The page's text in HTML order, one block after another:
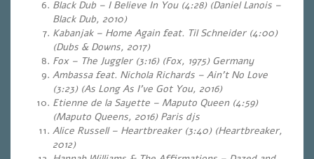
Black Dub – I Believe In You (4:28) (Daniel Lanois –
Black Dub, 2010)
Kabanjak – Home Again feat. Til Schneider (4:00)
(Dubs & Downs, 2017)
Fox – The Juggler (3:16) (Fox, 1975) Germany
Ambassa feat. Nichola Richards – Ain’t No Love
(3:23) (As Long As I’ve Got You, 2016)
Etienne de la Sayette – Maputo Queen (4:59)
(Maputo Queens, 2016) Paris djs
Alice Russell – Heartbreaker (3:40) (Heartbreaker,
2012)